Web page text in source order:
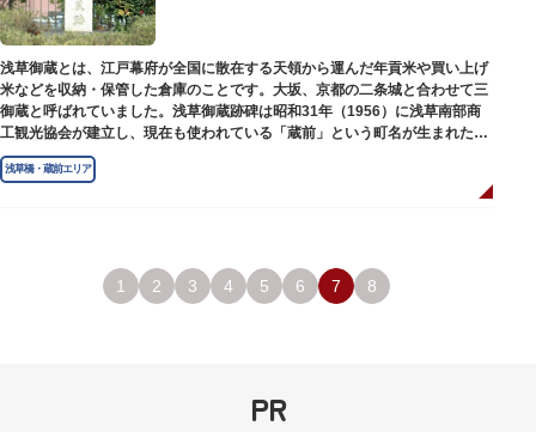
浅草御蔵とは、江戸幕府が全国に散在する天領から運んだ年貢米や買い上げ
米などを収納・保管した倉庫のことです。大坂、京都の二条城と合わせて三
御蔵と呼ばれていました。浅草御蔵跡碑は昭和31年（1956）に浅草南部商
工観光協会が建立し、現在も使われている「蔵前」という町名が生まれたの
は昭和9年（1934）のことです。
浅草橋・蔵前エリア
1 2 3 4 5 6 7 8
PR